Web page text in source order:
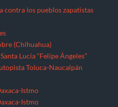
contra los pueblos zapatistas
(Chihuahua)
Lucía “Felipe Ángeles”
Toluca-Naucalpán
Istmo
Istmo